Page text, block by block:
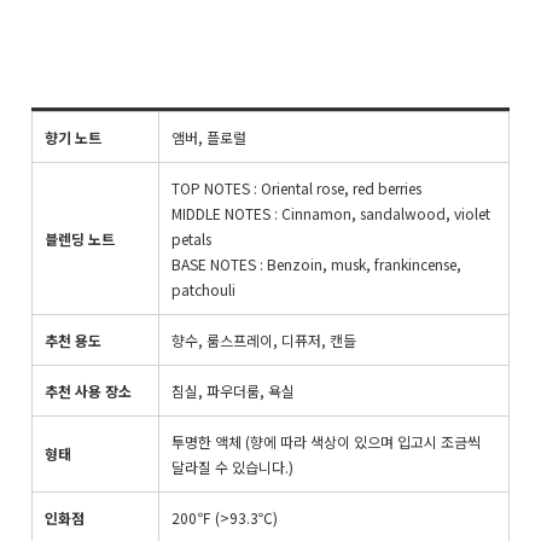
향기 노트 앰버, 플로럴
블렌딩 노트
TOP NOTES : Oriental rose, red berries
MIDDLE NOTES : Cinnamon, sandalwood, violet
petals
BASE NOTES : Benzoin, musk, frankincense,
patchouli
추천 용도 향수, 룸스프레이, 디퓨저, 캔들
추천 사용 장소 침실, 파우더룸, 욕실
형태
투명한 액체 (향에 따라 색상이 있으며 입고시 조금씩
달라질 수 있습니다.)
인화점 200℉ (>93.3℃)